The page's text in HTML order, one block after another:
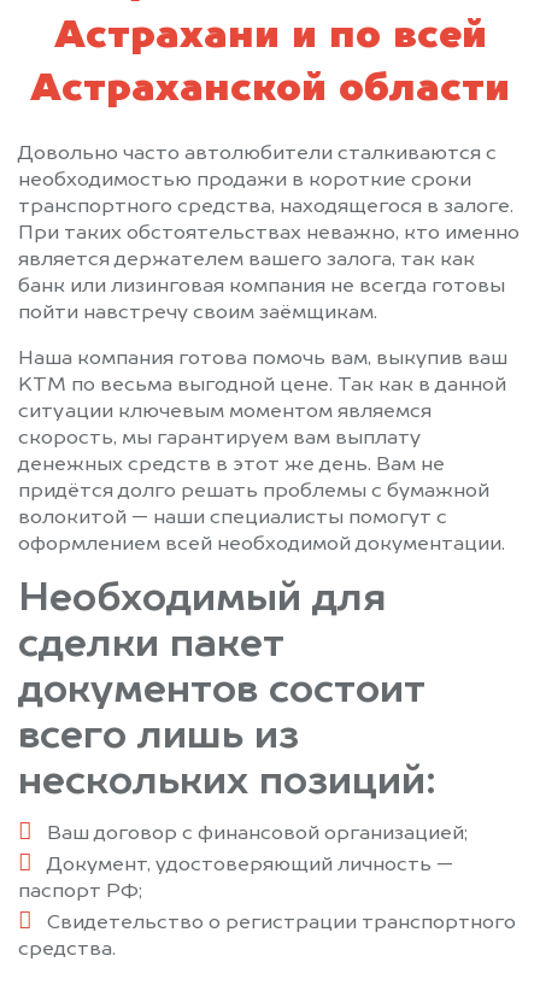
Астрахани и по всей
Астраханской области
Довольно часто автолюбители сталкиваются с
необходимостью продажи в короткие сроки
транспортного средства, находящегося в залоге.
При таких обстоятельствах неважно, кто именно
является держателем вашего залога, так как
банк или лизинговая компания не всегда готовы
пойти навстречу своим заёмщикам.
Наша компания готова помочь вам, выкупив ваш
KTM по весьма выгодной цене. Так как в данной
ситуации ключевым моментом являемся
скорость, мы гарантируем вам выплату
денежных средств в этот же день. Вам не
придётся долго решать проблемы с бумажной
волокитой — наши специалисты помогут с
оформлением всей необходимой документации.
Необходимый для
сделки пакет
документов состоит
всего лишь из
нескольких позиций:
Ваш договор с финансовой организацией;
Документ, удостоверяющий личность —
паспорт РФ;
Свидетельство о регистрации транспортного
средства.